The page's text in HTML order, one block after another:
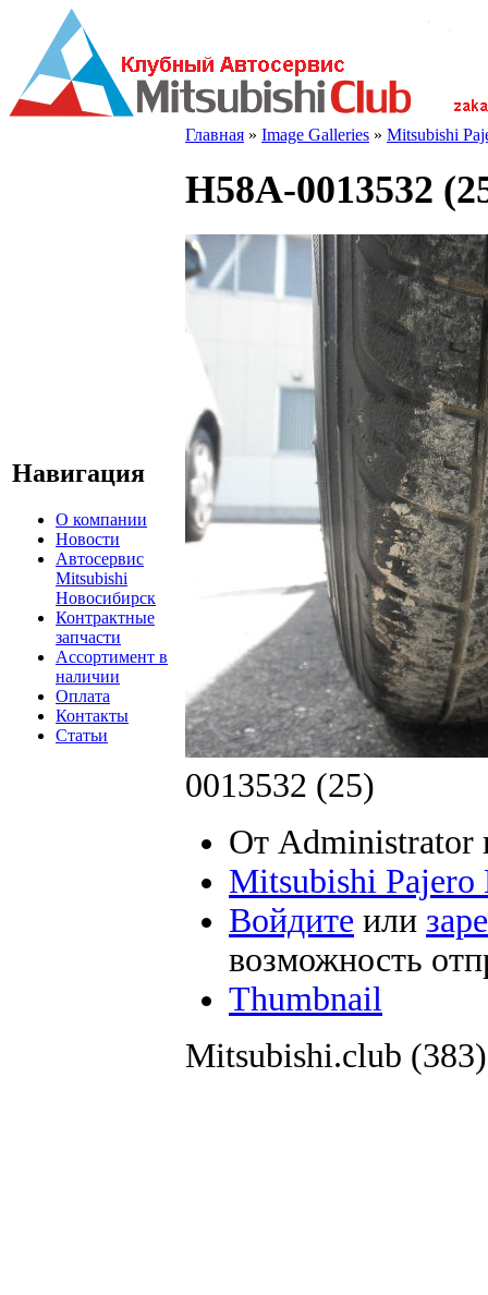
Навигация
О компании
Новости
Автосервис
Mitsubishi
Новосибирск
Контрактные
запчасти
Ассортимент в
наличии
Оплата
Контакты
Статьи
Главная » Image Galleries » Mitsubishi
H58A-0013532
0013532 (25)
От Administrator
Mitsubishi
Войдите или
возможность
Thumbnail
Mitsubishi.club